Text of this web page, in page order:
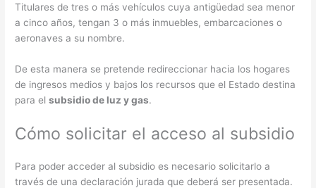
Titulares de tres o más vehículos cuya antigüedad sea menor
a cinco años, tengan 3 o más inmuebles, embarcaciones o
aeronaves a su nombre.
De esta manera se pretende redireccionar hacia los hogares
de ingresos medios y bajos los recursos que el Estado destina
para elsubsidio de luz y gas.
Cómo solicitar el acceso al subsidio
Para poder acceder al subsidio es necesario solicitarlo a
través de una declaración jurada que deberá ser presentada.